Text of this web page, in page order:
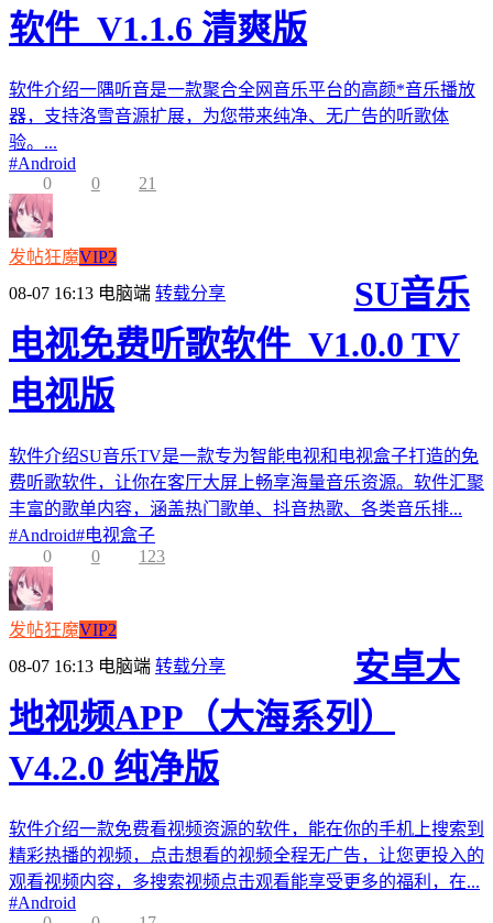
软件_V1.1.6 清爽版
软件介绍一隅听音是一款聚合全网音乐平台的高颜*音乐播放
器，支持洛雪音源扩展，为您带来纯净、无广告的听歌体
验。...
#Android
0
0 21
发帖狂魔VIP2
08-07 16:13 电脑端 转载分享
SU音乐
电视免费听歌软件_V1.0.0 TV
电视版
软件介绍SU音乐TV是一款专为智能电视和电视盒子打造的免
费听歌软件，让你在客厅大屏上畅享海量音乐资源。软件汇聚
丰富的歌单内容，涵盖热门歌单、抖音热歌、各类音乐排...
#Android#电视盒子
0
0 123
发帖狂魔VIP2
08-07 16:13 电脑端 转载分享
安卓大
地视频APP（大海系列）
V4.2.0 纯净版
软件介绍一款免费看视频资源的软件，能在你的手机上搜索到
精彩热播的视频，点击想看的视频全程无广告，让您更投入的
观看视频内容，多搜索视频点击观看能享受更多的福利，在...
#Android